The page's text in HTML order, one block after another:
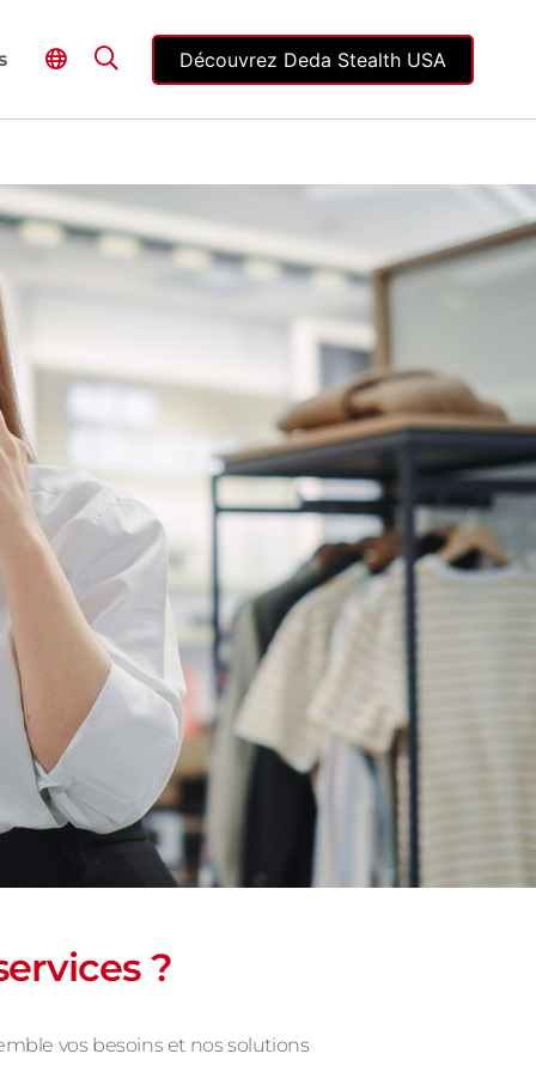
Découvrez Deda Stealth USA
?
vos besoins et nos solutions